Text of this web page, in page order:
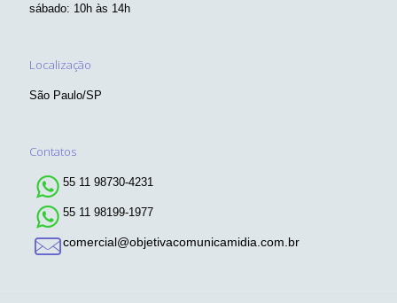
sábado: 10h às 14h
Localização
São Paulo/SP
Contatos
55 11 98730-4231
55 11 98199-1977
comercial@objetivacomunicamidia.com.br